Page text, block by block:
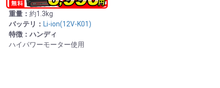
重量：約1.3kg
バッテリ： Li-ion(12V-K01)
特徴：ハンディ
ハイパワーモーター使用